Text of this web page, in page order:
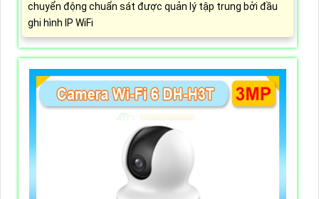
chuyển động chuẩn sát được quản lý tập trung bởi đầu
ghi hình IP WiFi